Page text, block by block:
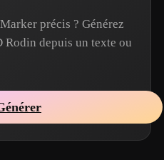
précis ? Générez
Rodin depuis un texte ou